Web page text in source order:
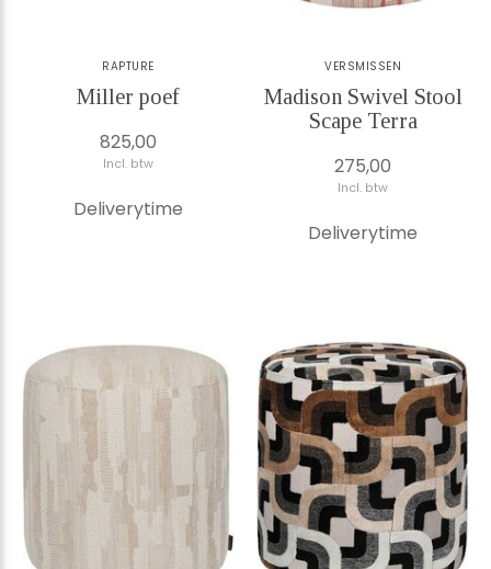
RAPTURE
Miller poef
825,00
Incl. btw
Deliverytime
VERSMISSEN
Madison Swivel Stool
Scape Terra
275,00
Incl. btw
Deliverytime